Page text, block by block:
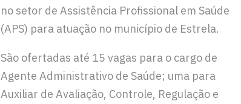
no setor de Assistência Profissional em Saúde
(APS) para atuação no município de Estrela.
São ofertadas até 15 vagas para o cargo de
Agente Administrativo de Saúde; uma para
Auxiliar de Avaliação, Controle, Regulação e